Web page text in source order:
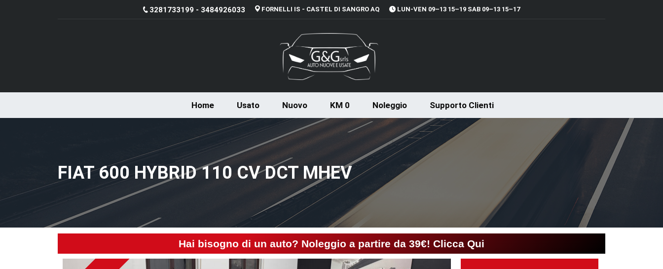
LUN-VEN 09–13 15–19 SAB 09–13 15–17
FORNELLI IS - CASTEL DI SANGRO AQ
3281733199 - 3484926033
Home Usato Nuovo KM 0 Noleggio Supporto Clienti
FIAT 600 HYBRID 110 CV DCT MHEV
Hai bisogno di un auto? Noleggio a partire da 39€! Clicca Qui